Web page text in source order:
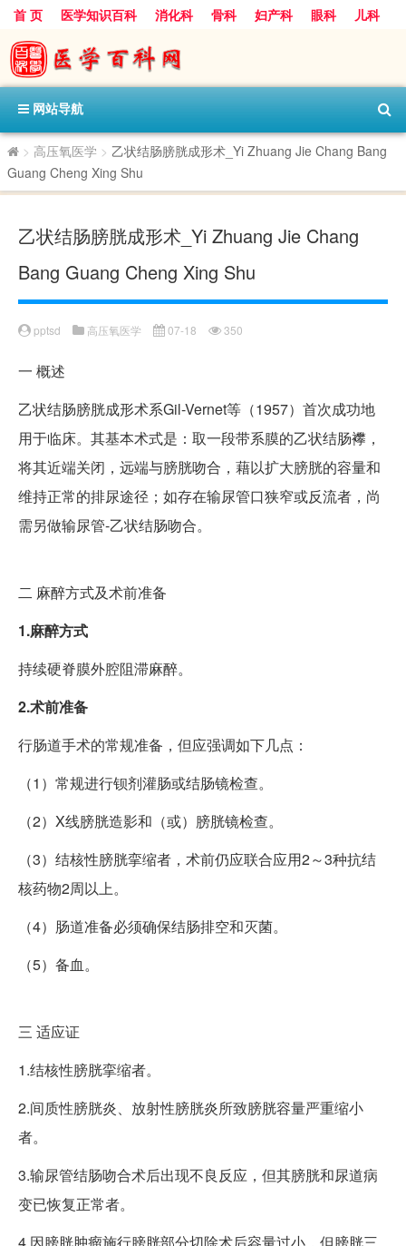
首 页 医学知识百科 消化科 骨科 妇产科 眼科
儿科
心血管病科
呼吸科 神经科
内分泌科
口腔科
网站导航
> 高压氧医学 > 乙状结肠膀胱成形术_Yi Zhuang Jie Chang Bang
Guang Cheng Xing Shu
乙状结肠膀胱成形术_Yi Zhuang Jie Chang
Bang Guang Cheng Xing Shu
pptsd 高压氧医学 07-18 350
一 概述
乙状结肠膀胱成形术系Gil-Vernet等（1957）首次成功地
用于临床。其基本术式是：取一段带系膜的乙状结肠襻，
将其近端关闭，远端与膀胱吻合，藉以扩大膀胱的容量和
维持正常的排尿途径；如存在输尿管口狭窄或反流者，尚
需另做输尿管-乙状结肠吻合。
二 麻醉方式及术前准备
1.麻醉方式
持续硬脊膜外腔阻滞麻醉。
2.术前准备
行肠道手术的常规准备，但应强调如下几点：
（1）常规进行钡剂灌肠或结肠镜检查。
（2）X线膀胱造影和（或）膀胱镜检查。
（3）结核性膀胱挛缩者，术前仍应联合应用2～3种抗结
核药物2周以上。
（4）肠道准备必须确保结肠排空和灭菌。
（5）备血。
三 适应证
1.结核性膀胱挛缩者。
2.间质性膀胱炎、放射性膀胱炎所致膀胱容量严重缩小
者。
3.输尿管结肠吻合术后出现不良反应，但其膀胱和尿道病
变已恢复正常者。